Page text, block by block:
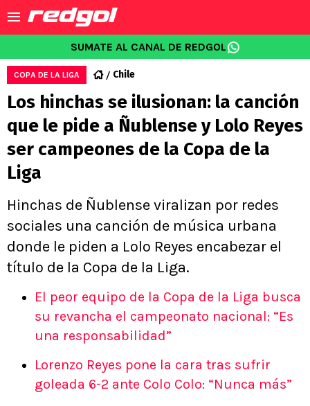
SUMATE AL CANAL DE REDGOL
COPA DE LA LIGA Chile
Los hinchas se ilusionan: la canción
que le pide a Ñublense y Lolo Reyes
ser campeones de la Copa de la
Liga
Hinchas de Ñublense viralizan por redes
sociales una canción de música urbana
donde le piden a Lolo Reyes encabezar el
título de la Copa de la Liga.
El peor equipo de la Copa de la Liga busca
su revancha el campeonato nacional: “Es
una responsabilidad”
Lorenzo Reyes pone la cara tras sufrir
goleada 6-2 ante Colo Colo: “Nunca más”